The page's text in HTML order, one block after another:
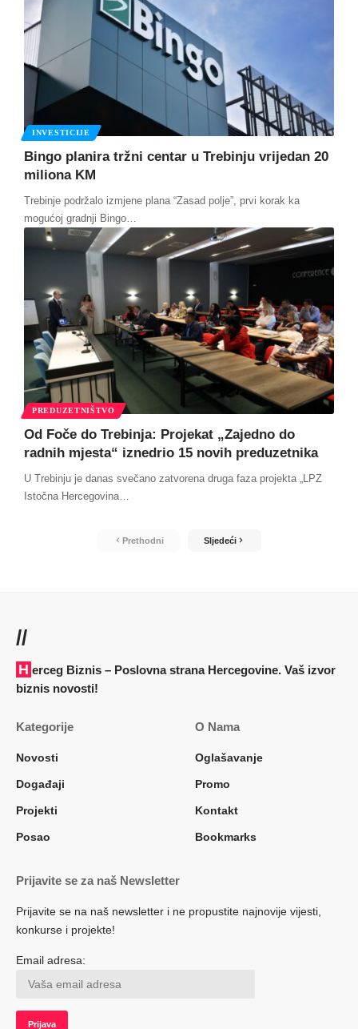
INVESTICIJE
Bingo planira tržni centar u Trebinju vrijedan 20
miliona KM
Trebinje podržalo izmjene plana “Zasad polje”, prvi korak ka
mogućoj gradnji Bingo
PREDUZETNIŠTVO
Od Foče do Trebinja: Projekat „Zajedno do
radnih mjesta“ iznedrio 15 novih preduzetnika
U Trebinju je danas svečano zatvorena druga faza projekta „LPZ
Istočna Hercegovina
Prethodni Sljedeći
//
Herceg Biznis – Poslovna strana Hercegovine. Vaš izvor
biznis novosti!
Kategorije
Novosti
Događaji
Projekti
Posao
O Nama
Oglašavanje
Promo
Kontakt
Bookmarks
Prijavite se za naš Newsletter
Prijavite se na naš newsletter i ne propustite najnovije vijesti,
konkurse i projekte!
Email adresa: